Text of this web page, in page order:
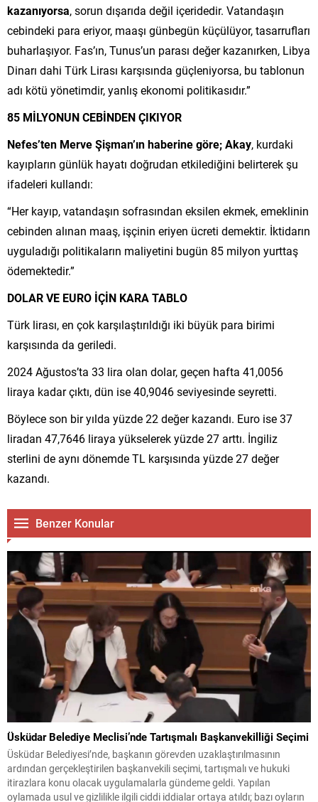
kazanıyorsa, sorun dışarıda değil içeridedir. Vatandaşın
cebindeki para eriyor, maaşı günbegün küçülüyor, tasarrufları
buharlaşıyor. Fas’ın, Tunus’un parası değer kazanırken, Libya
Dinarı dahi Türk Lirası karşısında güçleniyorsa, bu tablonun
adı kötü yönetimdir, yanlış ekonomi politikasıdır.”
85 MİLYONUN CEBİNDEN ÇIKIYOR
Nefes’ten Merve Şişman’ın haberine göre; Akay, kurdaki
kayıpların günlük hayatı doğrudan etkilediğini belirterek şu
ifadeleri kullandı:
“Her kayıp, vatandaşın sofrasından eksilen ekmek, emeklinin
cebinden alınan maaş, işçinin eriyen ücreti demektir. İktidarın
uyguladığı politikaların maliyetini bugün 85 milyon yurttaş
ödemektedir.”
DOLAR VE EURO İÇİN KARA TABLO
Türk lirası, en çok karşılaştırıldığı iki büyük para birimi
karşısında da geriledi.
2024 Ağustos’ta 33 lira olan dolar, geçen hafta 41,0056
liraya kadar çıktı, dün ise 40,9046 seviyesinde seyretti.
Böylece son bir yılda yüzde 22 değer kazandı. Euro ise 37
liradan 47,7646 liraya yükselerek yüzde 27 arttı. İngiliz
sterlini de aynı dönemde TL karşısında yüzde 27 değer
kazandı.
Benzer Konular
Üsküdar Belediye Meclisi’nde Tartışmalı Başkanvekilliği Seçimi
Üsküdar Belediyesi’nde, başkanın görevden uzaklaştırılmasının
ardından gerçekleştirilen başkanvekili seçimi, tartışmalı ve hukuki
itirazlara konu olacak uygulamalarla gündeme geldi. Yapılan
oylamada usul ve gizlilikle ilgili ciddi iddialar ortaya atıldı; bazı oyların